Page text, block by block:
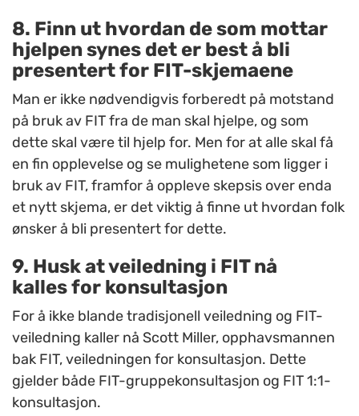
8. Finn ut hvordan de som mottar
hjelpen synes det er best å bli
presentert for FIT-skjemaene
Man er ikke nødvendigvis forberedt på motstand
på bruk av FIT fra de man skal hjelpe, og som
dette skal være til hjelp for. Men for at alle skal få
en fin opplevelse og se mulighetene som ligger i
bruk av FIT, framfor å oppleve skepsis over enda
et nytt skjema, er det viktig å finne ut hvordan folk
ønsker å bli presentert for dette.
9. Husk at veiledning i FIT nå
kalles for konsultasjon
For å ikke blande tradisjonell veiledning og FIT-
veiledning kaller nå Scott Miller, opphavsmannen
bak FIT, veiledningen for konsultasjon. Dette
gjelder både FIT-gruppekonsultasjon og FIT 1:1-
konsultasjon.